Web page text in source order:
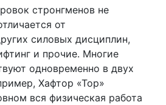
стронгменов не
от
силовых дисциплин,
и прочие. Многие
одновременно в двух
Хафтор «Тор»
вся физическая работа